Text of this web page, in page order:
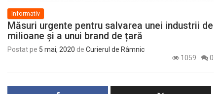
Informativ
Măsuri urgente pentru salvarea unei industrii de
milioane și a unui brand de țară
Postat pe 5 mai, 2020 de Curierul de Râmnic
1059
0